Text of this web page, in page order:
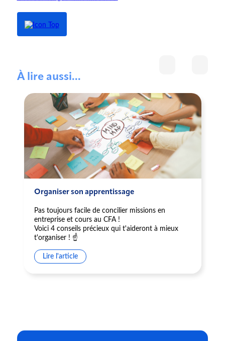
À lire aussi...
Organiser son apprentissage
Pas toujours facile de concilier missions en
entreprise et cours au CFA !
Voici 4 conseils précieux qui t'aideront à mieux
t'organiser ! ☝️
Lire l'article